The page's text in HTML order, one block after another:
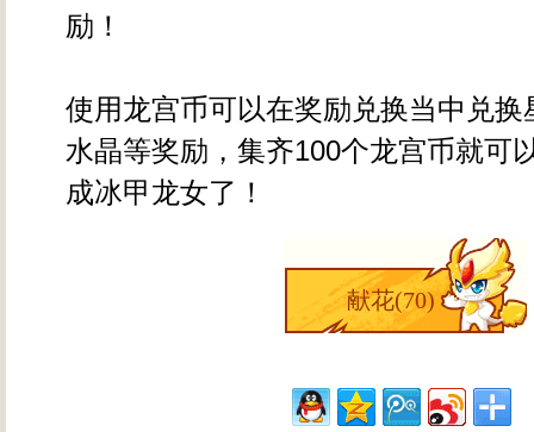
励！
使用龙宫币可以在奖励兑换当中兑换
水晶等奖励，集齐100个龙宫币就可
成冰甲龙女了！
献花(70)